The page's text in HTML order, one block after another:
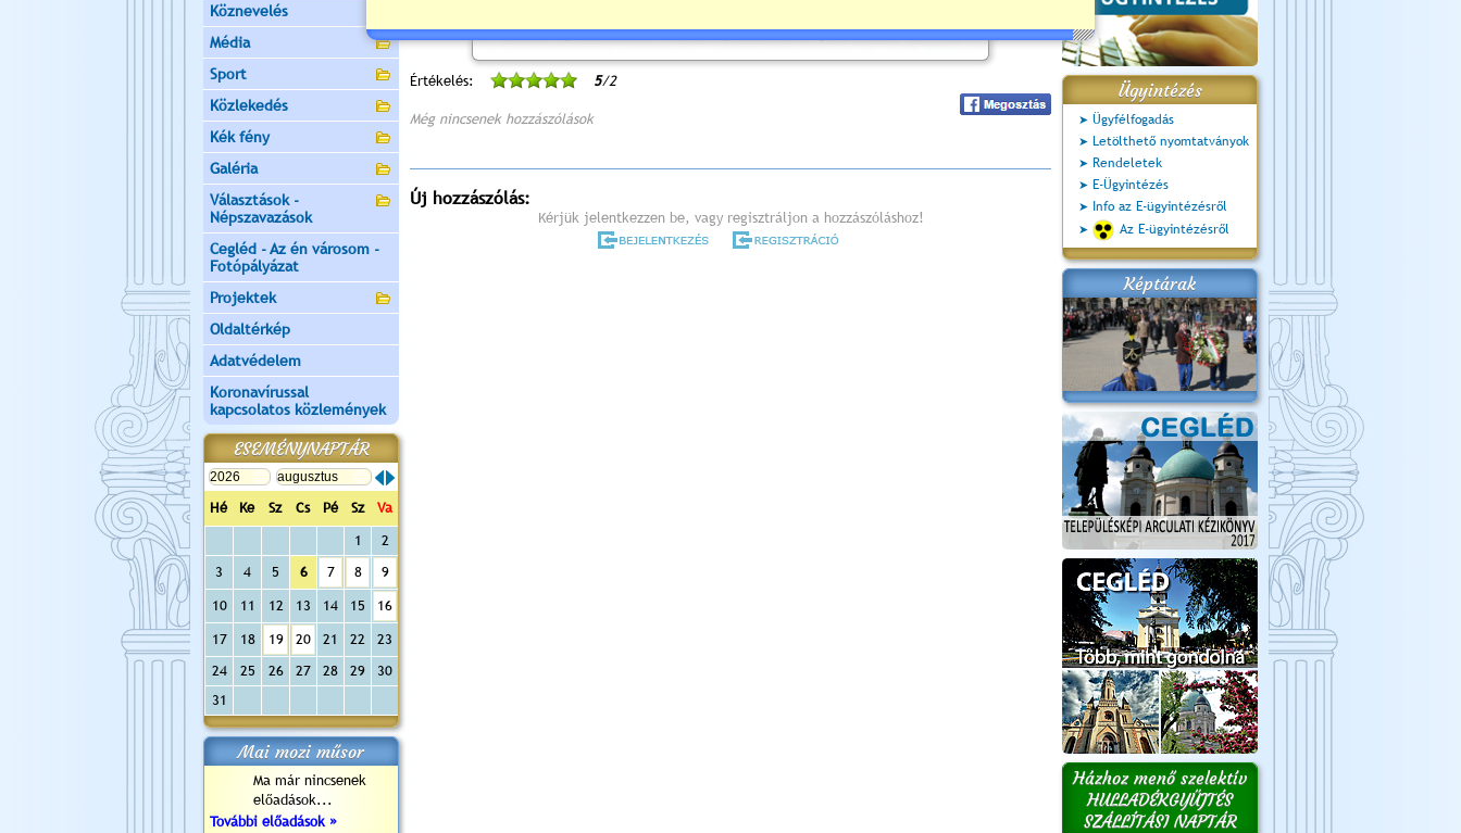
Köznevelés
Média
Sport
Közlekedés
Kék fény
Galéria
Választások -
Népszavazások
Cegléd - Az én városom -
Fotópályázat
Projektek
Oldaltérkép
Adatvédelem
Koronavírussal
kapcsolatos közlemények
ESEMÉNYNAPTÁR
Hé Ke Sz Cs Pé Sz
Va
1
2
3
4 5 6 7 8 9
10 11 12 13 14 15 16
17 18 19 20 21 22
23
24
25 26 27 28 29
30
31
Mai mozi műsor
Ma már nincsenek
előadások...
További előadások »
Értékelés: 5/2
Még nincsenek hozzászólások
Új hozzászólás:
Kérjük jelentkezzen be, vagy regisztráljon a hozzászóláshoz!
Szent István Ünnepe
Ügyintézés
Ügyfélfogadás
Letölthető nyomtatványok
Rendeletek
E-Ügyintézés
Info az E-ügyintézésről
Az E-ügyintézésről
Képtárak
Házhoz menő szelektív
HULLADÉKGYŰJTÉS
SZÁLLÍTÁSI NAPTÁR